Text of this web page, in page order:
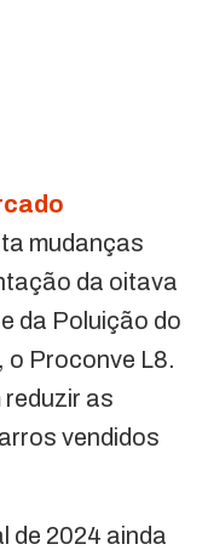
mudanças
da oitava
da Poluição do
o Proconve L8.
as
vendidos
de 2024 ainda